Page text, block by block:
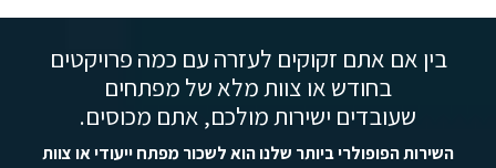
בין אם אתם זקוקים לעזרה עם כמה פרויקטים
בחודש או צוות מלא של מפתחים
שעובדים ישירות מולכם, אתם מכוסים.
השירות הפופולרי ביותר שלנו הוא לשכור מפתח ייעודי או צוות